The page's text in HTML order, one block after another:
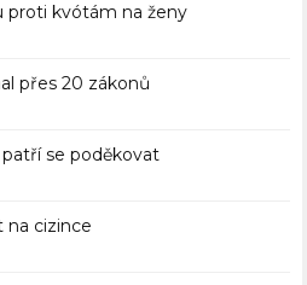
proti kvótám na ženy
přes 20 zákonů
patří se poděkovat
na cizince